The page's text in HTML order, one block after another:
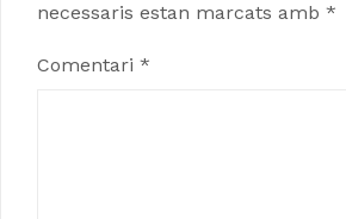
necessaris estan marcats amb *
Comentari *